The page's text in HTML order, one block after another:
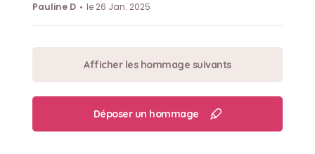
Pauline D
le 26 Jan. 2025
Afficher les hommage suivants
Déposer un hommage